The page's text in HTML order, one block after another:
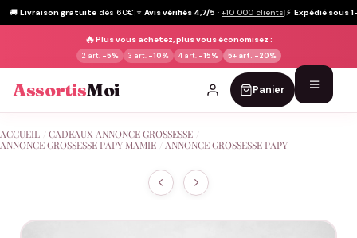
🚚 Livraison gratuite dès 60€|⭐ Avis vérifiés 4,7/5 · +10 000 clients|⚡ Expédié sous
🔥Plus vous achetez, plus vous économisez :
2 art. -5% 3 art. -10% 4 art. -15% 5+ art. -20%
AssortisMoi Panier
au
ACCUEIL CADEAUX ANNONCE GROSSESSE
ANNONCE GROSSESSE PAPY MAMIE
ANNONCE GROSSESSE PAPY